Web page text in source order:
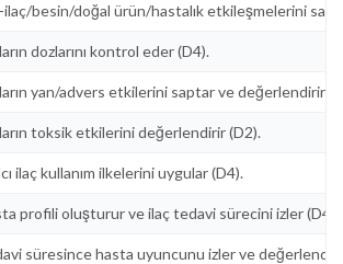
ilaç/besin/doğal ürün/hastalık etkileşmelerini
dozlarını kontrol eder (D4).
yan/advers etkilerini saptar ve değerlendirir
toksik etkilerini değerlendirir (D2).
ilaç kullanım ilkelerini uygular (D4).
profili oluşturur ve ilaç tedavi sürecini izler (D4).
süresince hasta uyuncunu izler ve